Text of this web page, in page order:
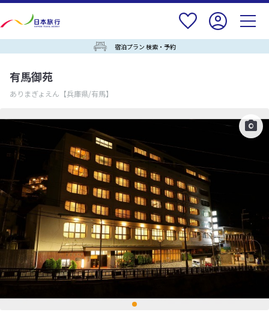
宿泊プラン 検索・予約
有馬御苑
ありまぎょえん 【兵庫県/有馬】